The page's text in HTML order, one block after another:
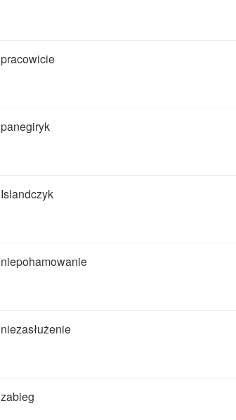
pracowicie
panegiryk
Islandczyk
niepohamowanie
niezasłużenie
zabieg